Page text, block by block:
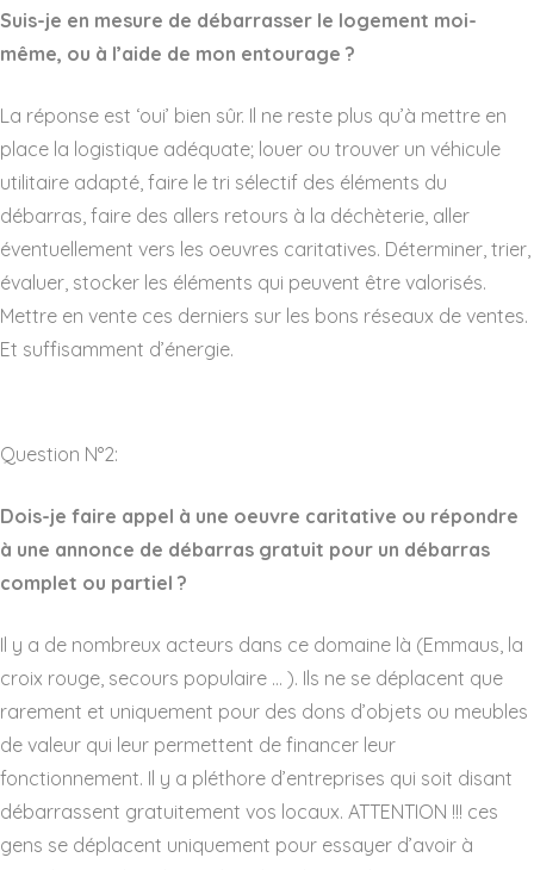
Suis-je en mesure de débarrasser le logement moi-
même, ou à l’aide de mon entourage ?
La réponse est ‘oui’ bien sûr. Il ne reste plus qu’à mettre en
place la logistique adéquate; louer ou trouver un véhicule
utilitaire adapté, faire le tri sélectif des éléments du
débarras, faire des allers retours à la déchèterie, aller
éventuellement vers les oeuvres caritatives. Déterminer, trier,
évaluer, stocker les éléments qui peuvent être valorisés.
Mettre en vente ces derniers sur les bons réseaux de ventes.
Et suffisamment d’énergie.
Question N°2:
Dois-je faire appel à une oeuvre caritative ou répondre
à une annonce de débarras gratuit pour un débarras
complet ou partiel ?
Il y a de nombreux acteurs dans ce domaine là (Emmaus, la
croix rouge, secours populaire … ). Ils ne se déplacent que
rarement et uniquement pour des dons d’objets ou meubles
de valeur qui leur permettent de financer leur
fonctionnement. Il y a pléthore d’entreprises qui soit disant
débarrassent gratuitement vos locaux. ATTENTION !!! ces
gens se déplacent uniquement pour essayer d’avoir à